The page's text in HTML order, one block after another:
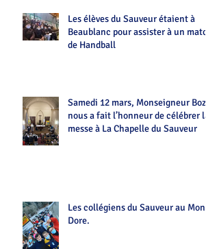
Les élèves du Sauveur étaient à
Beaublanc pour assister à un match
de Handball
Samedi 12 mars, Monseigneur Bozo
nous a fait l’honneur de célébrer la
messe à La Chapelle du Sauveur
Les collégiens du Sauveur au Mont-
Dore.